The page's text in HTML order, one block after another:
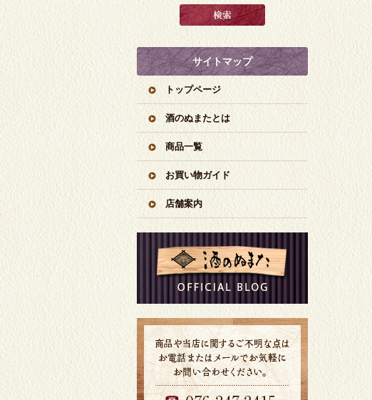
サイトマップ
トップページ
酒のぬまたとは
商品一覧
お買い物ガイド
店舗案内